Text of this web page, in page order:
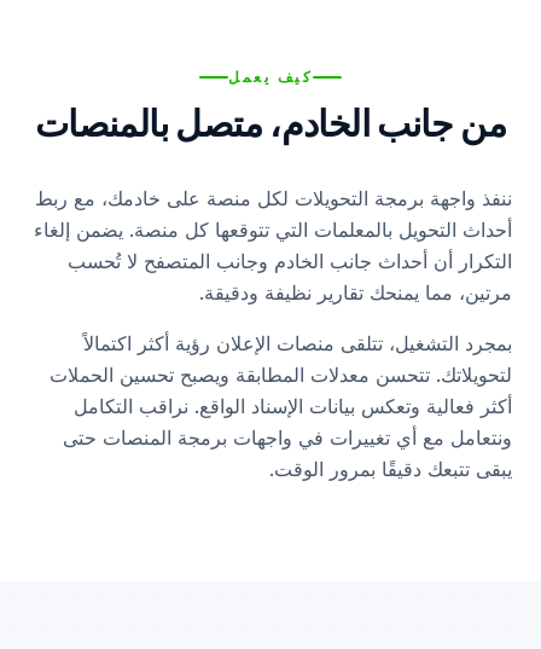
كيف يعمل
من جانب الخادم، متصل بالمنصات
ننفذ واجهة برمجة التحويلات لكل منصة على خادمك، مع ربط
أحداث التحويل بالمعلمات التي تتوقعها كل منصة. يضمن إلغاء
التكرار أن أحداث جانب الخادم وجانب المتصفح لا تُحسب
مرتين، مما يمنحك تقارير نظيفة ودقيقة.
بمجرد التشغيل، تتلقى منصات الإعلان رؤية أكثر اكتمالاً
لتحويلاتك. تتحسن معدلات المطابقة ويصبح تحسين الحملات
أكثر فعالية وتعكس بيانات الإسناد الواقع. نراقب التكامل
ونتعامل مع أي تغييرات في واجهات برمجة المنصات حتى
يبقى تتبعك دقيقًا بمرور الوقت.